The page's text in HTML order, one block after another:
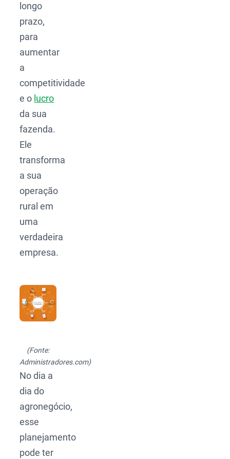
longo
prazo,
para
aumentar
a
competitividade
e o lucro
da sua
fazenda.
Ele
transforma
a sua
operação
rural em
uma
verdadeira
empresa.
(Fonte:
Administradores.com)
No dia a
dia do
agronegócio,
esse
planejamento
pode ter